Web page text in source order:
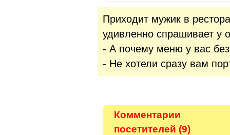
Приходит мужик в
удивленно спрашивает у
- А почему меню у вас
- Не хотели сразу вам
Комментарии
посетителей (9)